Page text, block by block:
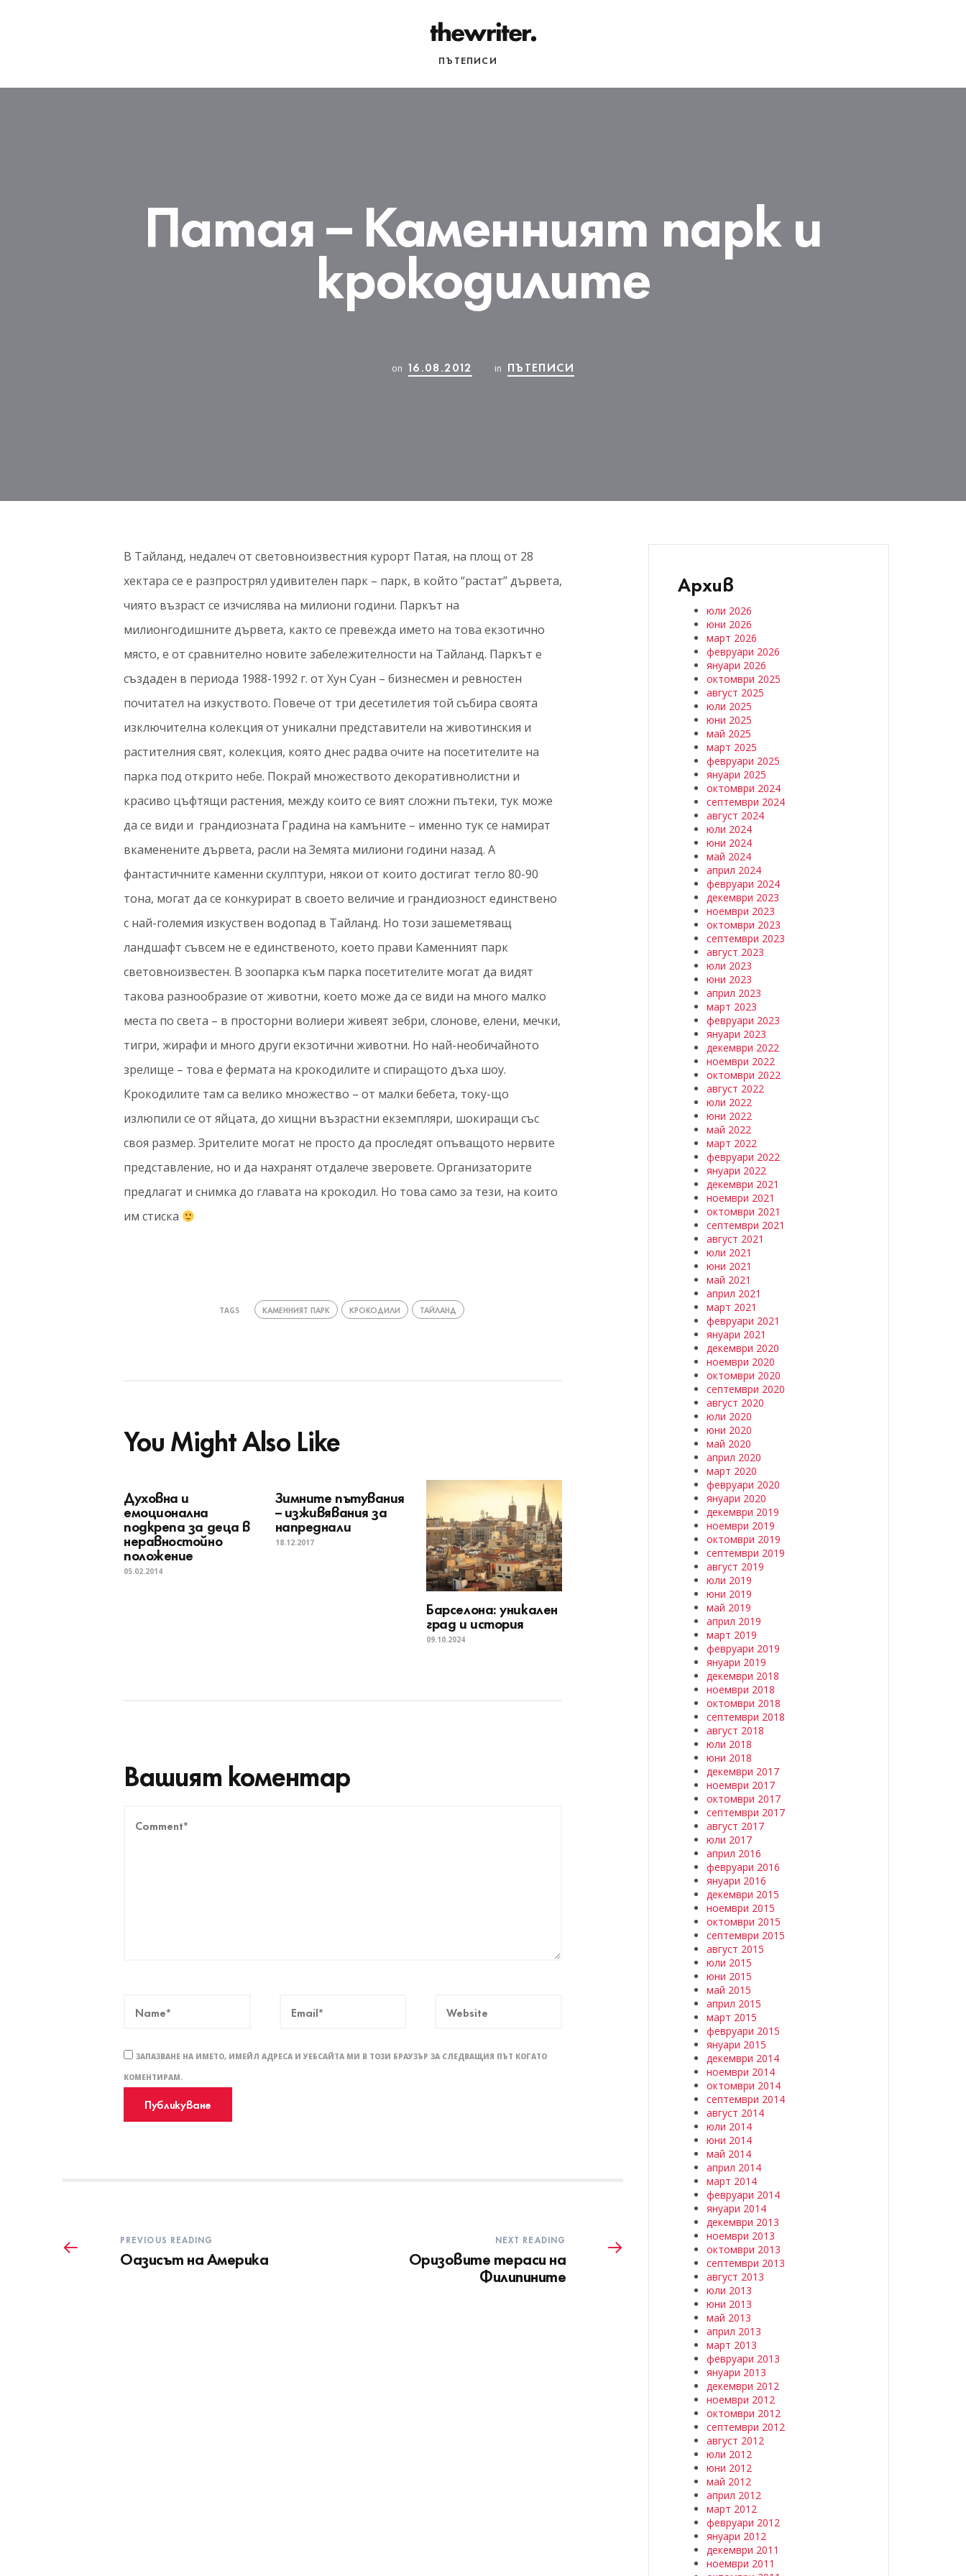
ПЪТЕПИСИ
Патая – Каменният парк и
крокодилите
on 16.08.2012 in ПЪТЕПИСИ
В Тайланд, недалеч от световноизвестния курорт Патая, на площ от 28
хектара се е разпрострял удивителен парк – парк, в който “растат” дървета,
чиято възраст се изчислява на милиони години. Паркът на
милионгодишните дървета, както се превежда името на това екзотично
място, е от сравнително новите забележителности на Тайланд. Паркът е
създаден в периода 1988-1992 г. от Хун Суан – бизнесмен и ревностен
почитател на изкуството. Повече от три десетилетия той събира своята
изключителна колекция от уникални представители на животинския и
растителния свят, колекция, която днес радва очите на посетителите на
парка под открито небе. Покрай множеството декоративнолистни и
красиво цъфтящи растения, между които се вият сложни пътеки, тук може
да се види и грандиозната Градина на камъните – именно тук се намират
вкаменените дървета, расли на Земята милиони години назад. А
фантастичните каменни скулптури, някои от които достигат тегло 80-90
тона, могат да се конкурират в своето величие и грандиозност единствено
с най-големия изкуствен водопад в Тайланд. Но този зашеметяващ
ландшафт съвсем не е единственото, което прави Каменният парк
световноизвестен. В зоопарка към парка посетителите могат да видят
такова разнообразие от животни, което може да се види на много малко
места по света – в просторни волиери живеят зебри, слонове, елени, мечки,
тигри, жирафи и много други екзотични животни. Но най-необичайното
зрелище – това е фермата на крокодилите и спиращото дъха шоу.
Крокодилите там са велико множество – от малки бебета, току-що
излюпили се от яйцата, до хищни възрастни екземпляри, шокиращи със
своя размер. Зрителите могат не просто да проследят опъващото нервите
представление, но и да нахранят отдалече зверовете. Организаторите
предлагат и снимка до главата на крокодил. Но това само за тези, на които
им стиска
TAGS КАМЕННИЯТ ПАРК КРОКОДИЛИ ТАЙЛАНД
You Might Also Like
Духовна и
емоционална
подкрепа за деца в
неравностойно
положение
05.02.2014
Зимните пътувания
– изживявания за
напреднали
18.12.2017
Барселона: уникален
град и история
09.10.2024
Вашият коментар
ЗАПАЗВАНЕ НА ИМЕТО, ИМЕЙЛ АДРЕСА И УЕБСАЙТА МИ В ТОЗИ БРАУЗЪР ЗА СЛЕДВАЩИЯ ПЪТ КОГАТО
КОМЕНТИРАМ.
PREVIOUS READING
Оазисът на Америка
NEXT READING
Оризовите тераси на
Филипините
Архив
юли 2026
юни 2026
март 2026
февруари 2026
януари 2026
октомври 2025
август 2025
юли 2025
юни 2025
май 2025
март 2025
февруари 2025
януари 2025
октомври 2024
септември 2024
август 2024
юли 2024
юни 2024
май 2024
април 2024
февруари 2024
декември 2023
ноември 2023
октомври 2023
септември 2023
август 2023
юли 2023
юни 2023
април 2023
март 2023
февруари 2023
януари 2023
декември 2022
ноември 2022
октомври 2022
август 2022
юли 2022
юни 2022
май 2022
март 2022
февруари 2022
януари 2022
декември 2021
ноември 2021
октомври 2021
септември 2021
август 2021
юли 2021
юни 2021
май 2021
април 2021
март 2021
февруари 2021
януари 2021
декември 2020
ноември 2020
октомври 2020
септември 2020
август 2020
юли 2020
юни 2020
май 2020
април 2020
март 2020
февруари 2020
януари 2020
декември 2019
ноември 2019
октомври 2019
септември 2019
август 2019
юли 2019
юни 2019
май 2019
април 2019
март 2019
февруари 2019
януари 2019
декември 2018
ноември 2018
октомври 2018
септември 2018
август 2018
юли 2018
юни 2018
декември 2017
ноември 2017
октомври 2017
септември 2017
август 2017
юли 2017
април 2016
февруари 2016
януари 2016
декември 2015
ноември 2015
октомври 2015
септември 2015
август 2015
юли 2015
юни 2015
май 2015
април 2015
март 2015
февруари 2015
януари 2015
декември 2014
ноември 2014
октомври 2014
септември 2014
август 2014
юли 2014
юни 2014
май 2014
април 2014
март 2014
февруари 2014
януари 2014
декември 2013
ноември 2013
октомври 2013
септември 2013
август 2013
юли 2013
юни 2013
май 2013
април 2013
март 2013
февруари 2013
януари 2013
декември 2012
ноември 2012
октомври 2012
септември 2012
август 2012
юли 2012
юни 2012
май 2012
април 2012
март 2012
февруари 2012
януари 2012
декември 2011
ноември 2011